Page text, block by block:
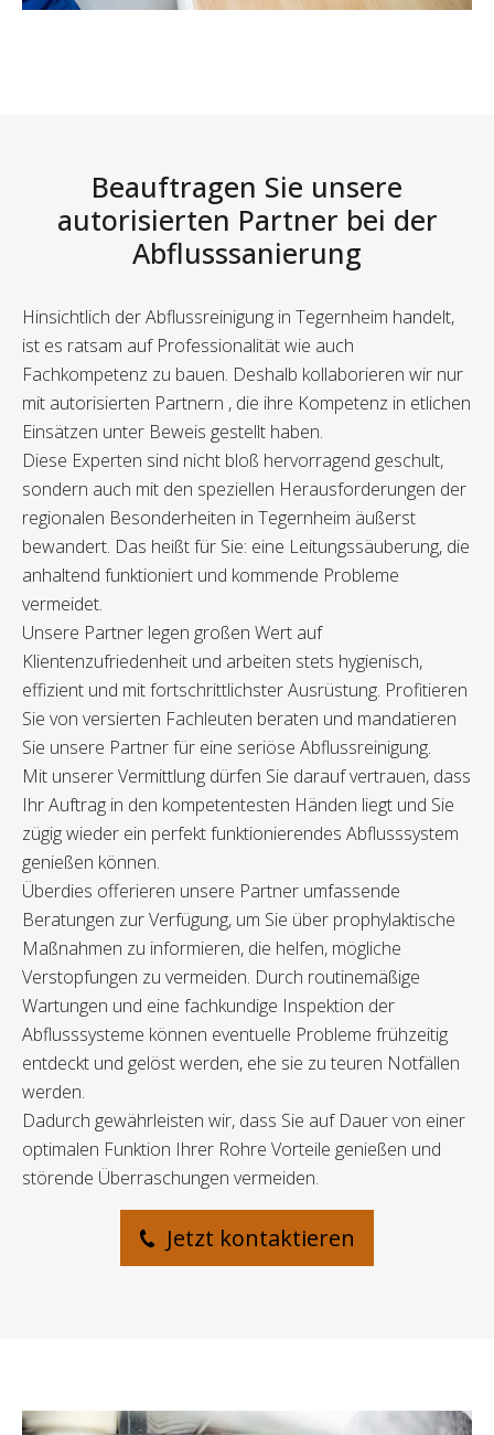
Beauftragen Sie unsere
autorisierten Partner bei der
Abflusssanierung
Hinsichtlich der Abflussreinigung in Tegernheim handelt,
ist es ratsam auf Professionalität wie auch
Fachkompetenz zu bauen. Deshalb kollaborieren wir nur
mit autorisierten Partnern , die ihre Kompetenz in etlichen
Einsätzen unter Beweis gestellt haben.
Diese Experten sind nicht bloß hervorragend geschult,
sondern auch mit den speziellen Herausforderungen der
regionalen Besonderheiten in Tegernheim äußerst
bewandert. Das heißt für Sie: eine Leitungssäuberung, die
anhaltend funktioniert und kommende Probleme
vermeidet.
Unsere Partner legen großen Wert auf
Klientenzufriedenheit und arbeiten stets hygienisch,
effizient und mit fortschrittlichster Ausrüstung. Profitieren
Sie von versierten Fachleuten beraten und mandatieren
Sie unsere Partner für eine seriöse Abflussreinigung.
Mit unserer Vermittlung dürfen Sie darauf vertrauen, dass
Ihr Auftrag in den kompetentesten Händen liegt und Sie
zügig wieder ein perfekt funktionierendes Abflusssystem
genießen können.
Überdies offerieren unsere Partner umfassende
Beratungen zur Verfügung, um Sie über prophylaktische
Maßnahmen zu informieren, die helfen, mögliche
Verstopfungen zu vermeiden. Durch routinemäßige
Wartungen und eine fachkundige Inspektion der
Abflusssysteme können eventuelle Probleme frühzeitig
entdeckt und gelöst werden, ehe sie zu teuren Notfällen
werden.
Dadurch gewährleisten wir, dass Sie auf Dauer von einer
optimalen Funktion Ihrer Rohre Vorteile genießen und
störende Überraschungen vermeiden.
Jetzt kontaktieren